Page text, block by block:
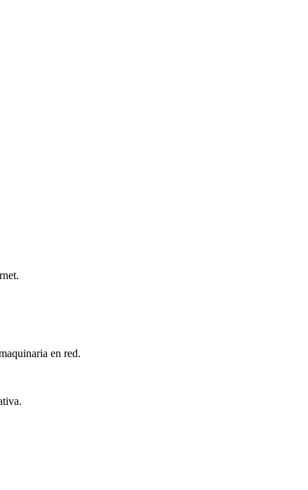
en red.